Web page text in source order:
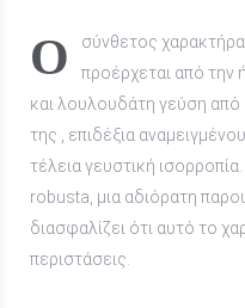
Ο σύνθετος χαρακτήρας αυτού του χαρμανιού
προέρχεται από την
και λουλουδάτη γεύση
της , επιδέξια
τέλεια γευστική
robusta, μια αδιόρατη
διασφαλίζει ότι αυτό το
περιστάσεις.